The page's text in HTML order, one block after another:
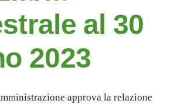
al 30
2023
approva la relazione